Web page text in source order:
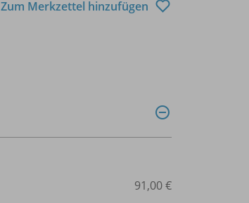
Zum Merkzettel hinzufügen
91,00 €